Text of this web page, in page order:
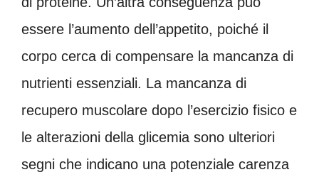
essere l’aumento dell’appetito, poiché il
corpo cerca di compensare la mancanza di
nutrienti essenziali. La mancanza di
recupero muscolare dopo l’esercizio fisico e
le alterazioni della glicemia sono ulteriori
segni che indicano una potenziale carenza